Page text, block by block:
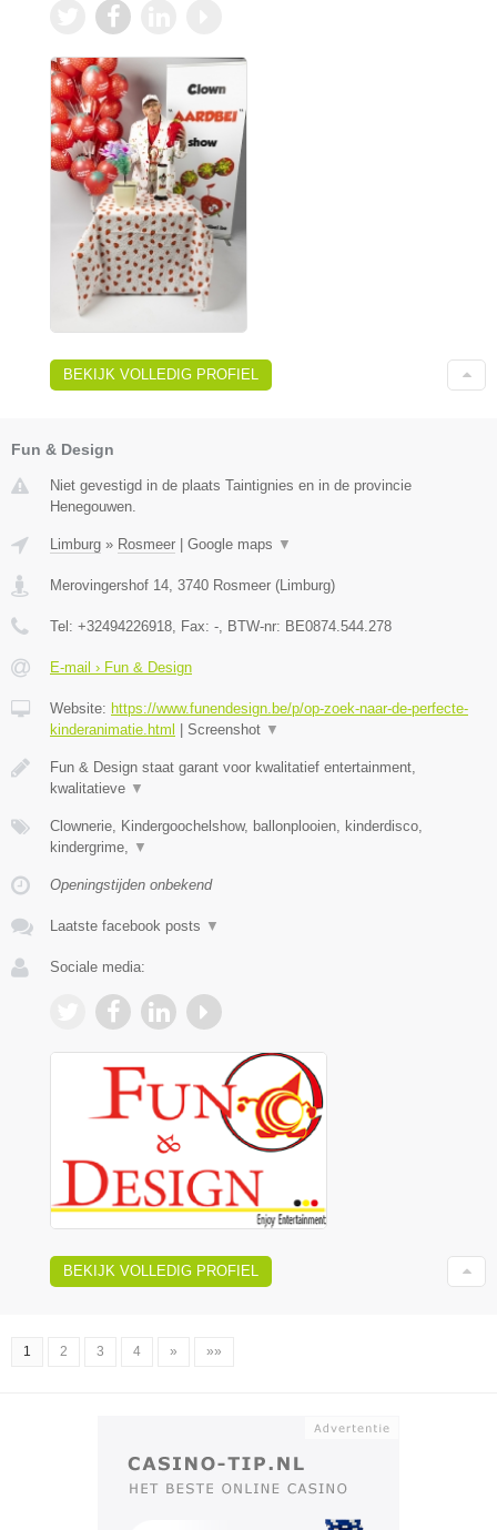
BEKIJK VOLLEDIG PROFIEL
Fun & Design
Niet gevestigd in de plaats Taintignies en in de provincie
Henegouwen.
Limburg » Rosmeer | Google maps ▼
Merovingershof 14 3740 Rosmeer (Limburg)
Tel: +32494226918 , Fax: - , BTW-nr: BE0874.544.278
E-mail › Fun & Design
Website: https://www.funendesign.be/p/op-zoek-naar-de-perfecte-
kinderanimatie.html | Screenshot ▼
Fun & Design staat garant voor kwalitatief entertainment,
kwalitatieve ▼
Clownerie, Kindergoochelshow, ballonplooien, kinderdisco,
kindergrime,
▼
Openingstijden onbekend
Laatste facebook posts ▼
Sociale media:
BEKIJK VOLLEDIG PROFIEL
1 2 3 4 » »»